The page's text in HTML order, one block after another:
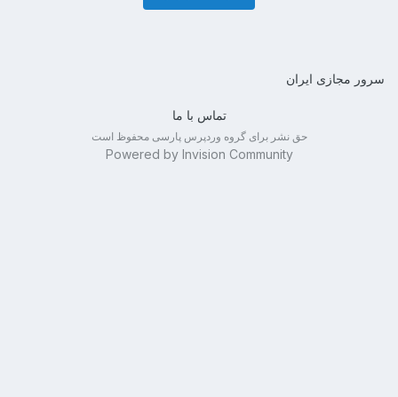
سرور مجازی ایران
تماس با ما
حق نشر برای گروه وردپرس پارسی محفوظ است
Powered by Invision Community